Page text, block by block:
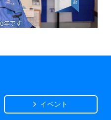
イベント